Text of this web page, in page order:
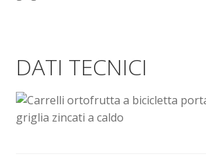
DATI TECNICI